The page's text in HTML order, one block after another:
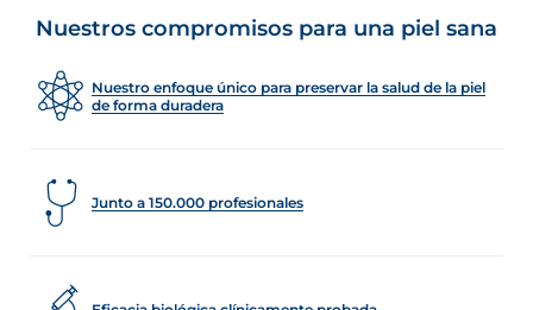
Nuestros compromisos para una piel sana
Nuestro enfoque único para preservar la salud de la piel
de forma duradera
Junto a 150.000 profesionales